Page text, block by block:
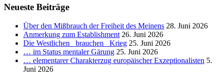
Neueste Beiträge
Über den Mißbrauch der Freiheit des Meinens 28. Juni 2026
Anmerkung zum Establishment 26. Juni 2026
Die Westlichen _brauchen_ Krieg 25. Juni 2026
… im Status mentaler Gärung 25. Juni 2026
… elementarer Charakterzug europäischer Exzeptionalisten 5.
Juni 2026